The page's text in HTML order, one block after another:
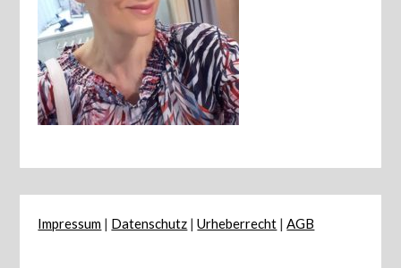
Impressum | Datenschutz |Urheberrecht |AGB